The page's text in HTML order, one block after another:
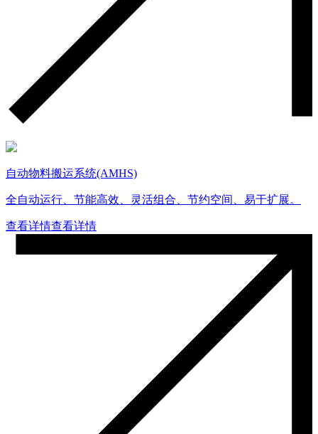
自动物料搬运系统(AMHS)
全自动运行、节能高效、灵活组合、节约空间、易于扩展。
查看详情查看详情